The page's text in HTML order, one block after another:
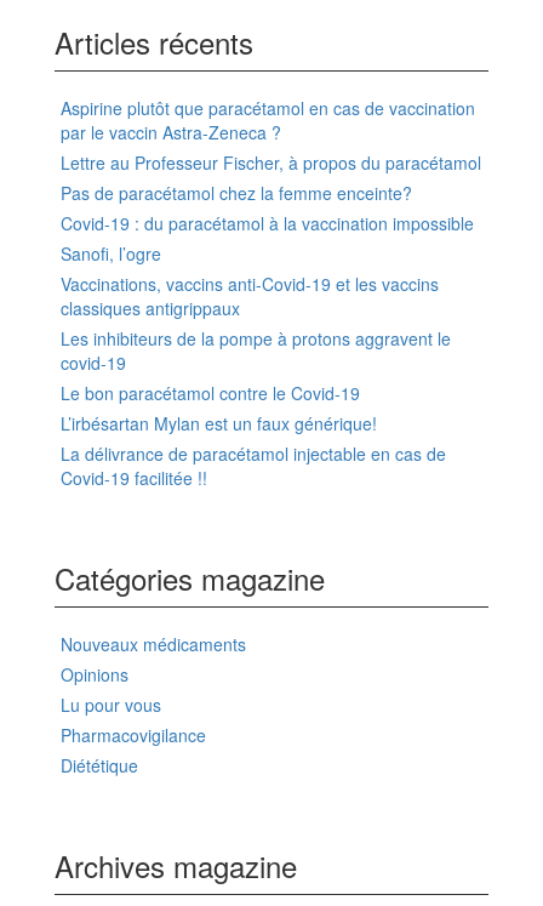
articles
Articles récents
Aspirine plutôt que paracétamol en cas de vaccination
par le vaccin Astra-Zeneca ?
Lettre au Professeur Fischer, à propos du paracétamol
Pas de paracétamol chez la femme enceinte?
Covid-19 : du paracétamol à la vaccination impossible
Sanofi, l’ogre
Vaccinations, vaccins anti-Covid-19 et les vaccins
classiques antigrippaux
Les inhibiteurs de la pompe à protons aggravent le
covid-19
Le bon paracétamol contre le Covid-19
L’irbésartan Mylan est un faux générique!
La délivrance de paracétamol injectable en cas de
Covid-19 facilitée !!
Catégories magazine
Nouveaux médicaments
Opinions
Lu pour vous
Pharmacovigilance
Diététique
Archives magazine